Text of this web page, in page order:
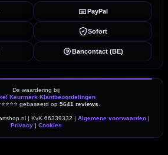
PayPal
Sofort
Bancontact (BE)
De waardering bij
Keurmerk Klantbeoordelingen
gebaseerd op 5641 reviews
| KvK 66339332 | Algemene voorwaarden |
Privacy| Cookies